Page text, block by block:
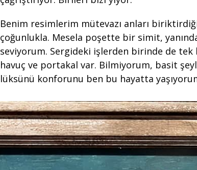
Benim resimlerim mütevazı anları
çoğunlukla. Mesela poşette bir simit,
seviyorum. Sergideki işlerden birinde de tek
havuç ve portakal var. Bilmiyorum, basit
lüksünü konforunu ben bu hayatta